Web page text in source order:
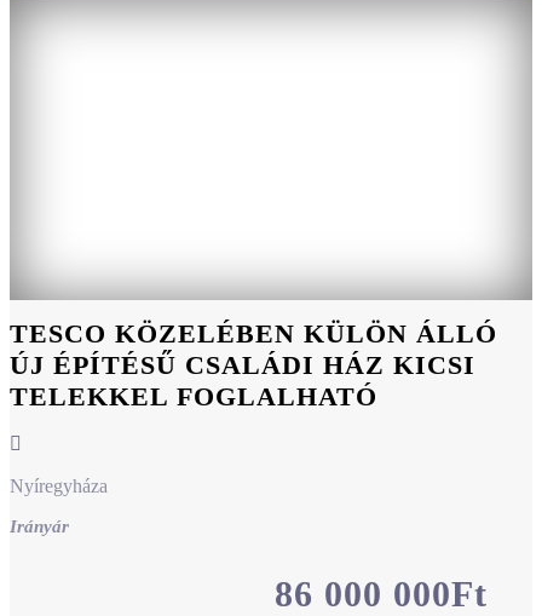
TESCO KÖZELÉBEN KÜLÖN ÁLLÓ
ÚJ ÉPÍTÉSŰ CSALÁDI HÁZ KICSI
TELEKKEL FOGLALHATÓ
Nyíregyháza
Irányár
86 000 000Ft